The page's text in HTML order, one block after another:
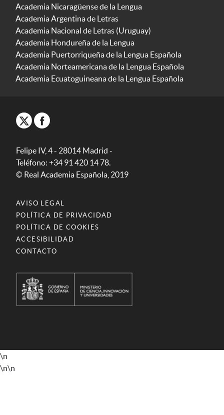
Academia Nicaragüense de la Lengua
Academia Argentina de Letras
Academia Nacional de Letras (Uruguay)
Academia Hondureña de la Lengua
Academia Puertorriqueña de la Lengua Española
Academia Norteamericana de la Lengua Española
Academia Ecuatoguineana de la Lengua Española
Felipe IV, 4 - 28014 Madrid -
Teléfono: +34 91 420 14 78.
© Real Academia Española, 2019
AVISO LEGAL
POLÍTICA DE PRIVACIDAD
POLÍTICA DE COOKIES
ACCESIBILIDAD
CONTACTO
\n
\n\n